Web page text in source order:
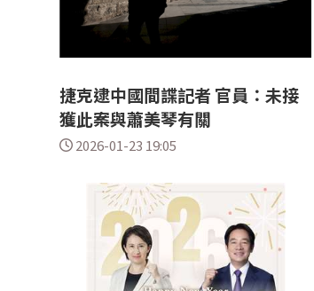
捷克逮中國間諜記者 官員：未接
獲此案與蕭美琴有關
2026-01-23 19:05